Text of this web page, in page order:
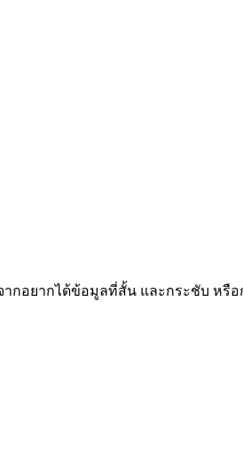
กอยากได้ข้อมูลที่สั้น และกระชับ หรือ